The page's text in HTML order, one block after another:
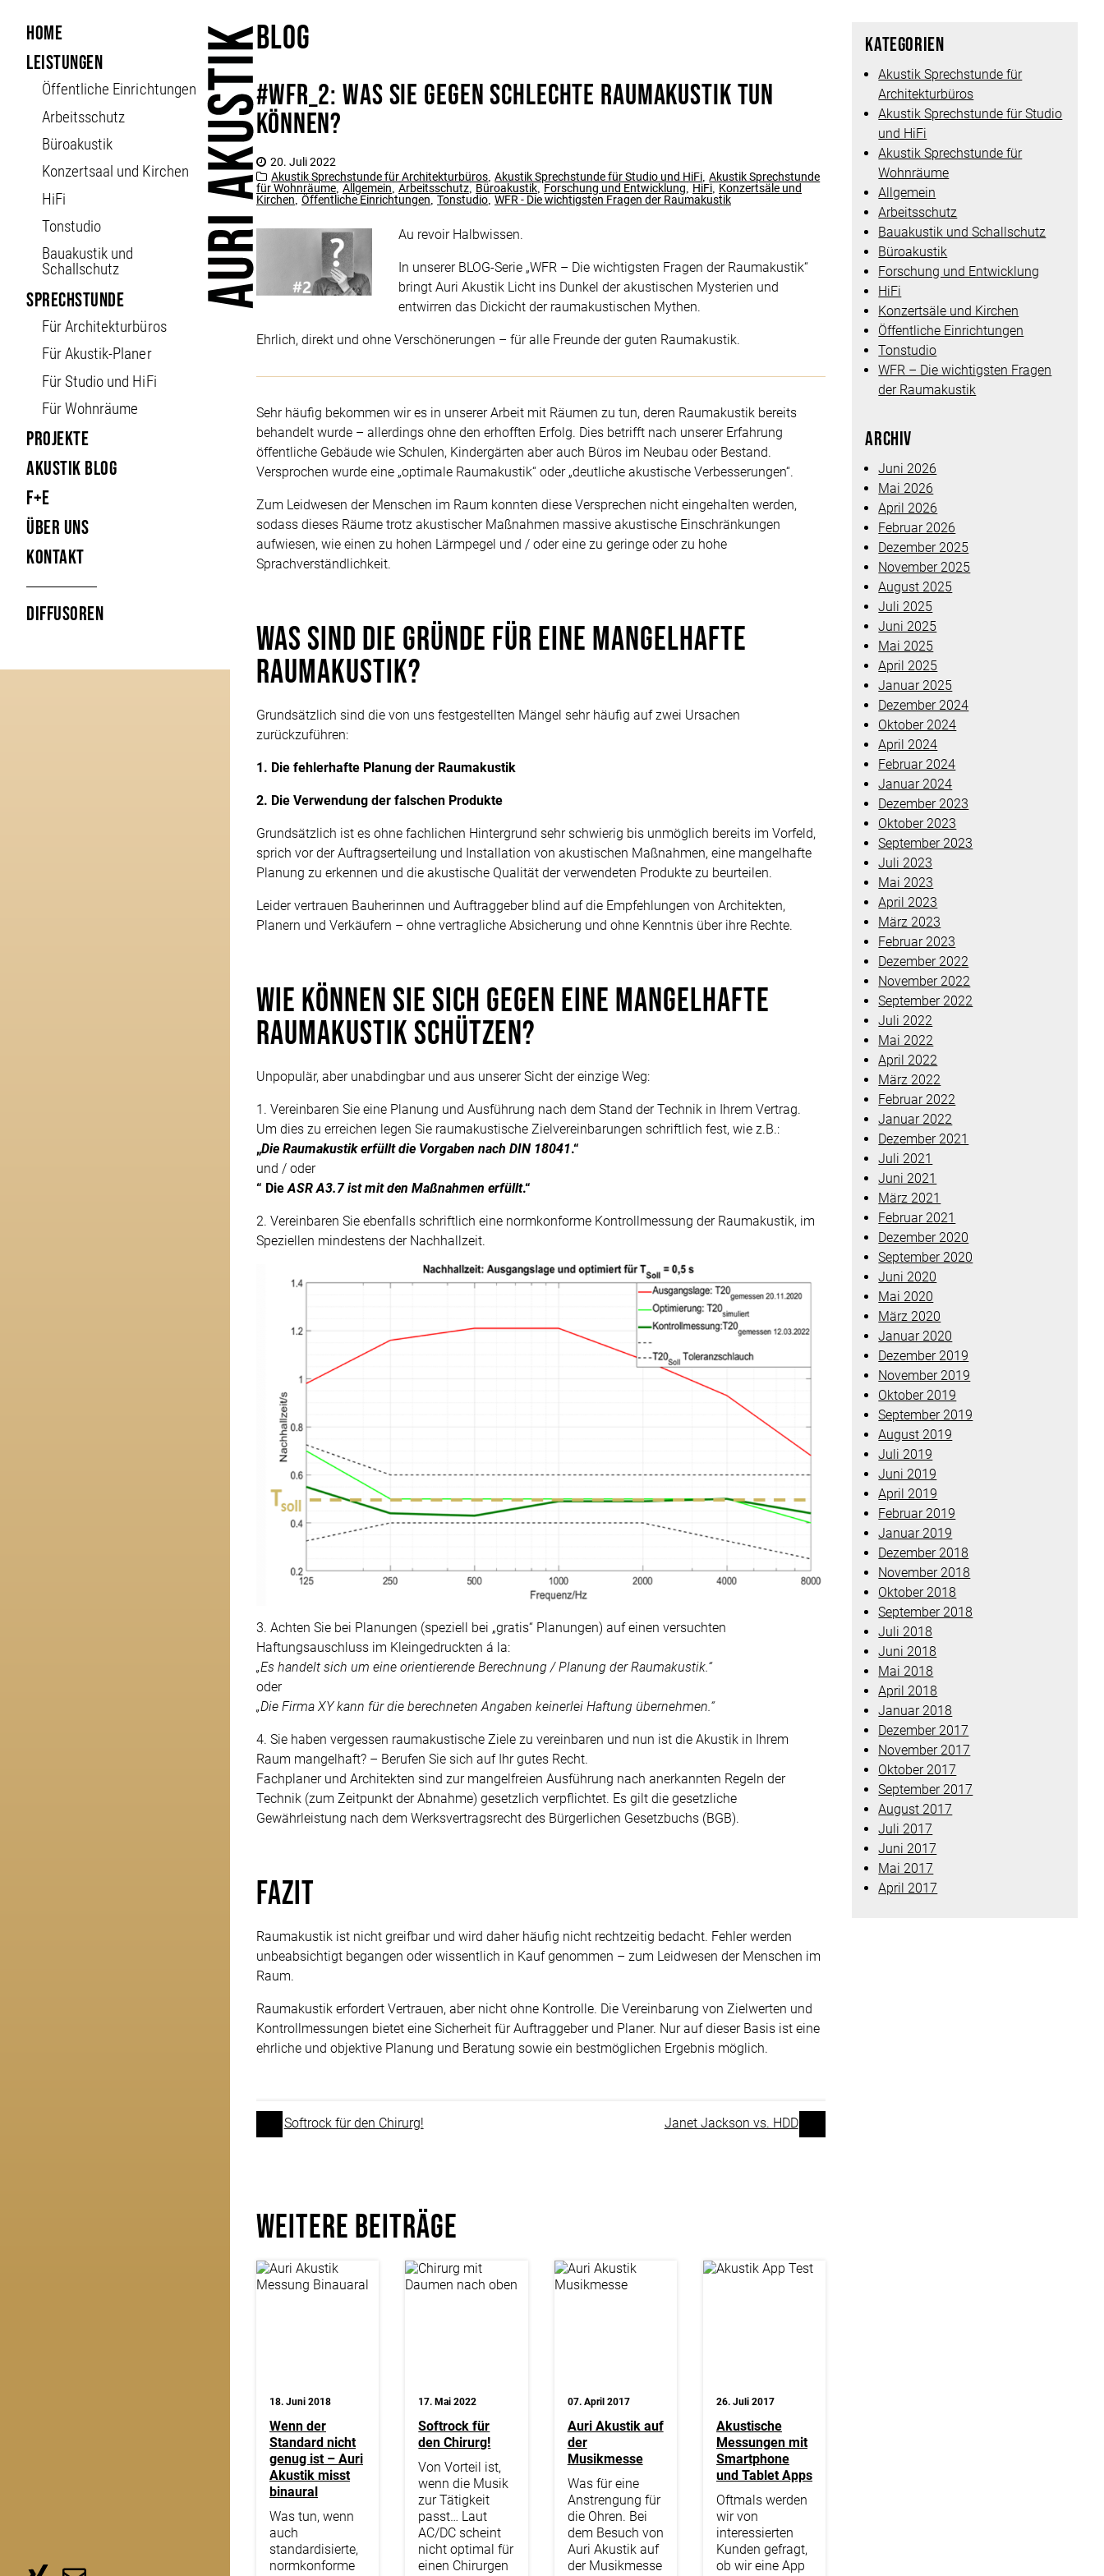
Home
Leistungen
Öffent­liche Ein­richt­ungen
Arbeitsschutz
Büroakustik
Konzertsaal und Kirchen
HiFi
Tonstudio
Bauakustik und
Schallschutz
Sprechstunde
Für Architekturbüros
Für Akustik-Planer
Für Studio und HiFi
Für Wohnräume
Projekte
Akustik Blog
F+E
Über uns
Kontakt
Diffusoren
Blog
#WFR_2: Was Sie gegen schlechte Raumakustik tun
können?
20. Juli 2022
Akustik Sprechstunde für Architekturbüros Akustik Sprechstunde für Studio und HiFi Akustik Sprechstunde
für Wohnräume Allgemein Arbeitsschutz Büroakustik Forschung und Entwicklung HiFi Konzertsäle und
Kirchen Öffentliche Einrichtungen Tonstudio WFR - Die wichtigsten Fragen der Raumakustik
Au revoir Halbwissen.
In unserer BLOG-Serie „WFR – Die wichtigsten Fragen der Raumakustik“
bringt Auri Akustik Licht ins Dunkel der akustischen Mysterien und
entwirren das Dickicht der raumakustischen Mythen.
Ehrlich, direkt und ohne Verschönerungen – für alle Freunde der guten Raumakustik.
Sehr häufig bekommen wir es in unserer Arbeit mit Räumen zu tun, deren Raumakustik bereits
behandelt wurde – allerdings ohne den erhofften Erfolg. Dies betrifft nach unserer Erfahrung
öffentliche Gebäude wie Schulen, Kindergärten aber auch Büros im Neubau oder Bestand.
Versprochen wurde eine „optimale Raumakustik“ oder „deutliche akustische Verbesserungen“.
Zum Leidwesen der Menschen im Raum konnten diese Versprechen nicht eingehalten werden,
sodass dieses Räume trotz akustischer Maßnahmen massive akustische Einschränkungen
aufwiesen, wie einen zu hohen Lärmpegel und / oder eine zu geringe oder zu hohe
Sprachverständlichkeit.
Was sind die Gründe für eine mangelhafte
Raumakustik?
Grundsätzlich sind die von uns festgestellten Mängel sehr häufig auf zwei Ursachen
zurückzuführen:
1. Die fehlerhafte Planung der Raumakustik
2. Die Verwendung der falschen Produkte
Grundsätzlich ist es ohne fachlichen Hintergrund sehr schwierig bis unmöglich bereits im Vorfeld,
sprich vor der Auftragserteilung und Installation von akustischen Maßnahmen, eine mangelhafte
Planung zu erkennen und die akustische Qualität der verwendeten Produkte zu beurteilen.
Leider vertrauen Bauherinnen und Auftraggeber blind auf die Empfehlungen von Architekten,
Planern und Verkäufern – ohne vertragliche Absicherung und ohne Kenntnis über ihre Rechte.
Wie können Sie sich gegen eine mangelhafte
Raumakustik schützen?
Unpopulär, aber unabdingbar und aus unserer Sicht der einzige Weg:
1. Vereinbaren Sie eine Planung und Ausführung nach dem Stand der Technik in Ihrem Vertrag.
Um dies zu erreichen legen Sie raumakustische Zielvereinbarungen schriftlich fest, wie z.B.:
„Die Raumakustik erfüllt die Vorgaben nach DIN 18041.“
und / oder
“ Die ASR A3.7 ist mit den Maßnahmen erfüllt.“
2. Vereinbaren Sie ebenfalls schriftlich eine normkonforme Kontrollmessung der Raumakustik, im
Speziellen mindestens der Nachhallzeit.
3. Achten Sie bei Planungen (speziell bei „gratis“ Planungen) auf einen versuchten
Haftungsauschluss im Kleingedruckten á la:
„Es handelt sich um eine orientierende Berechnung / Planung der Raumakustik.“
oder
„Die Firma XY kann für die berechneten Angaben keinerlei Haftung übernehmen.“
4. Sie haben vergessen raumakustische Ziele zu vereinbaren und nun ist die Akustik in Ihrem
Raum mangelhaft? – Berufen Sie sich auf Ihr gutes Recht.
Fachplaner und Architekten sind zur mangelfreien Ausführung nach anerkannten Regeln der
Technik (zum Zeitpunkt der Abnahme) gesetzlich verpflichtet. Es gilt die gesetzliche
Gewährleistung nach dem Werksvertragsrecht des Bürgerlichen Gesetzbuchs (BGB).
Fazit
Raumakustik ist nicht greifbar und wird daher häufig nicht rechtzeitig bedacht. Fehler werden
unbeabsichtigt begangen oder wissentlich in Kauf genommen – zum Leidwesen der Menschen im
Raum.
Raumakustik erfordert Vertrauen, aber nicht ohne Kontrolle. Die Vereinbarung von Zielwerten und
Kontrollmessungen bietet eine Sicherheit für Auftraggeber und Planer. Nur auf dieser Basis ist eine
ehrliche und objektive Planung und Beratung sowie ein bestmöglichen Ergebnis möglich.
Softrock für den Chirurg! Janet Jackson vs. HDD
Weitere Beiträge
18. Juni 2018
Wenn der
Standard nicht
genug ist – Auri
Akustik misst
binaural
Was tun, wenn
auch
standardisierte,
normkonforme
17. Mai 2022
Softrock für
den Chirurg!
Von Vorteil ist,
wenn die Musik
zur Tätigkeit
passt… Laut
AC/DC scheint
nicht optimal für
einen Chirurgen
07. April 2017
Auri Akustik auf
der
Musikmesse
Was für eine
Anstrengung für
die Ohren. Bei
dem Besuch von
Auri Akustik auf
der Musikmesse
26. Juli 2017
Akustische
Messungen mit
Smartphone
und Tablet Apps
Oftmals werden
wir von
interessierten
Kunden gefragt,
ob wir eine App
Kategorien
Akustik Sprechstunde für
Architekturbüros
Akustik Sprechstunde für Studio
und HiFi
Akustik Sprechstunde für
Wohnräume
Allgemein
Arbeitsschutz
Bauakustik und Schallschutz
Büroakustik
Forschung und Entwicklung
HiFi
Konzertsäle und Kirchen
Öffentliche Einrichtungen
Tonstudio
WFR – Die wichtigsten Fragen
der Raumakustik
Archiv
Juni 2026
Mai 2026
April 2026
Februar 2026
Dezember 2025
November 2025
August 2025
Juli 2025
Juni 2025
Mai 2025
April 2025
Januar 2025
Dezember 2024
Oktober 2024
April 2024
Februar 2024
Januar 2024
Dezember 2023
Oktober 2023
September 2023
Juli 2023
Mai 2023
April 2023
März 2023
Februar 2023
Dezember 2022
November 2022
September 2022
Juli 2022
Mai 2022
April 2022
März 2022
Februar 2022
Januar 2022
Dezember 2021
Juli 2021
Juni 2021
März 2021
Februar 2021
Dezember 2020
September 2020
Juni 2020
Mai 2020
März 2020
Januar 2020
Dezember 2019
November 2019
Oktober 2019
September 2019
August 2019
Juli 2019
Juni 2019
April 2019
Februar 2019
Januar 2019
Dezember 2018
November 2018
Oktober 2018
September 2018
Juli 2018
Juni 2018
Mai 2018
April 2018
Januar 2018
Dezember 2017
November 2017
Oktober 2017
September 2017
August 2017
Juli 2017
Juni 2017
Mai 2017
April 2017